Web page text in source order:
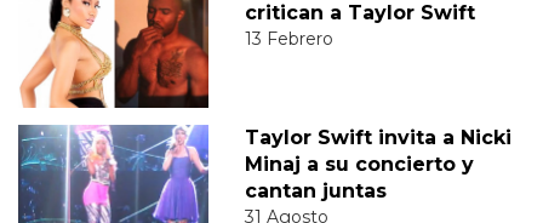
critican a Taylor Swift
13 Febrero
Taylor Swift invita a Nicki
Minaj a su concierto y
cantan juntas
31 Agosto